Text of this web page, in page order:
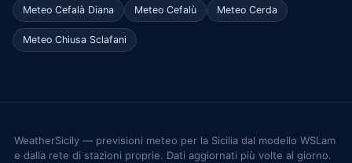
Meteo Cefalà Diana Meteo Cefalù Meteo Cerda
Meteo Chiusa Sclafani
WeatherSicily — previsioni meteo per la Sicilia dal modello WSLam
e dalla rete di stazioni proprie. Dati aggiornati più volte al giorno.